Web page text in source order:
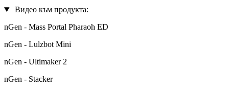
Видео към продукта:
nGen - Mass Portal Pharaoh ED
nGen - Lulzbot Mini
nGen - Ultimaker 2
nGen - Stacker